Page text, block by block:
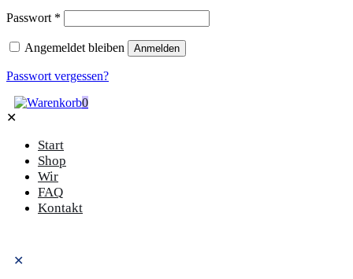
Passwort *
Angemeldet bleiben Anmelden
Passwort vergessen?
0
✕
Start
Shop
Wir
FAQ
Kontakt
✕